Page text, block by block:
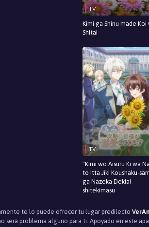
TV
Kimi ga Shinu made Koi
Shitai
TV
"Kimi wo Aisuru Ki wa
to Itta Jiki Koushaku-
ga Nazeka Dekiai
shitekimasu
te lo puede ofrecer tu lugar predilecto
será problema alguno para ti. Apoyado en este